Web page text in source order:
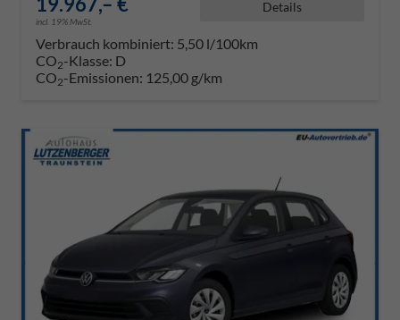
incl. 19% MwSt.
Details
Verbrauch kombiniert: 5,50 l/100km
CO2-Klasse: D
CO2-Emissionen: 125,00 g/km